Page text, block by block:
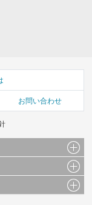
お問い合わせ
データ等）及びこれらの配
用を行うことは固く禁じて
された見解・感想です。